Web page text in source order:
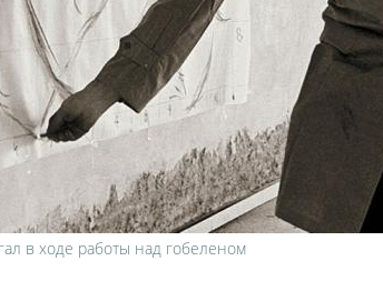
в ходе работы над гобеленом